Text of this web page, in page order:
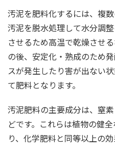
汚泥を肥料化するには、複
汚泥を脱水処理して水分調
させるため高温で乾燥させ
の後、安定化・熟成のため
スが発生したり害が出ない
て肥料となります。
汚泥肥料の主要成分は、窒
どです。これらは植物の健
り、化学肥料と同等以上の効